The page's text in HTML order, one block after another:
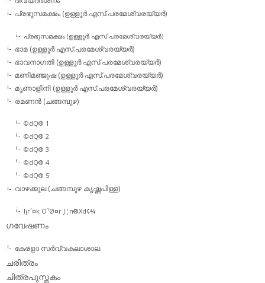
പ്രഭുസമക്ഷം (ഉള്ളൂര്‍ എസ്.പരമേശ്വരയ്യര്‍)
പ്രഭുസമക്ഷം (ഉള്ളൂര്‍ എസ്.പരമേശ്വരയ്യര്‍)
ഭാമ (ഉള്ളൂര്‍ എസ്.പരമേശ്വരയ്യര്‍)
ഭാവനാഗതി (ഉള്ളൂര്‍ എസ്.പരമേശ്വരയ്യര്‍)
മണിമഞ്ജുഷ (ഉള്ളൂര്‍ എസ്.പരമേശ്വരയ്യര്‍)
മൃണാളിനി (ഉള്ളൂര്‍ എസ്.പരമേശ്വരയ്യര്‍)
രമണന്‍ (ചങ്ങമ്പുഴ)
©dQ® 1
©dQ® 2
©dQ® 3
©dQ® 4
©dQ® 5
വാഴക്കുല (ചങ്ങമ്പുഴ കൃഷ്ണപിള്ള)
l¡r´¤k O¹Ø¤r J¦n®Xd¢¾
ഗവേഷണം
കേരളാ സര്‍വ്വകലാശാല
ചരിത്രം
ചിത്രപുസ്തകം